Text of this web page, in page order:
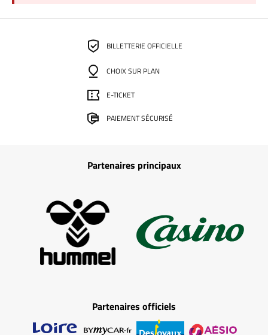
BILLETTERIE OFFICIELLE
CHOIX SUR PLAN
E-TICKET
PAIEMENT SÉCURISÉ
Partenaires principaux
Partenaires officiels